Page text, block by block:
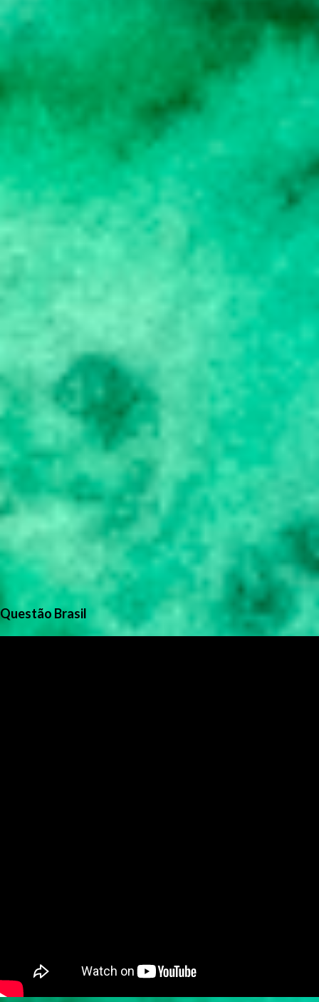
Questão Brasil